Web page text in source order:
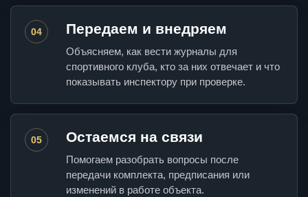
04 Передаем и внедряем
Объясняем, как вести журналы для
спортивного клуба, кто за них отвечает и что
показывать инспектору при проверке.
05 Остаемся на связи
Помогаем разобрать вопросы после
передачи комплекта, предписания или
изменений в работе объекта.